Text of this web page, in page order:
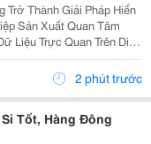
Trở Thành Giải Pháp Hiển
Sản Xuất Quan Tâm
Liệu Trực Quan Trên Diện
Nhu Cầu Trình Chiếu Hình
Hỗ Trợ Theo Dõi Và...
2 phút trước
Tốt, Hàng Đông